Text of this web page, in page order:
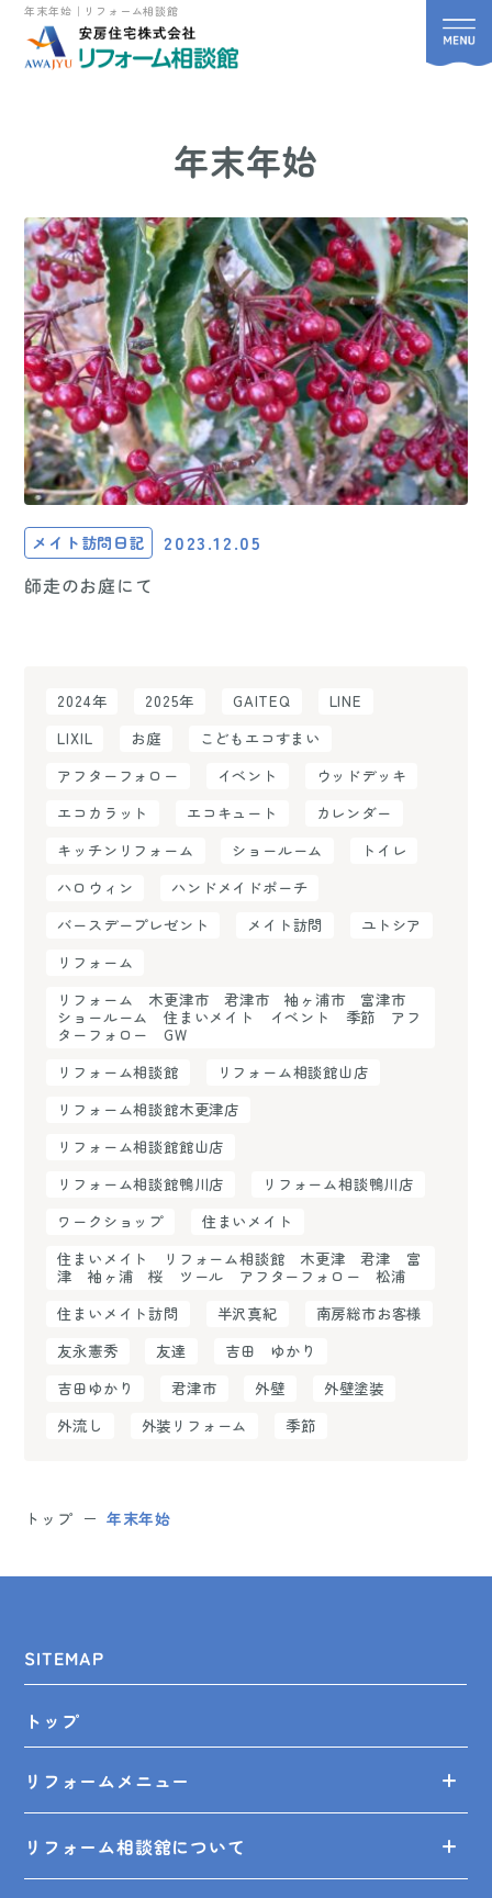
年末年始｜リフォーム相談館
年末年始
メイト訪問日記 2023.12.05
師走のお庭にて
2024年 2025年 GAITEQ
LINE
LIXIL
お庭
こどもエコすまい
アフターフォロー
イベント
ウッドデッキ
エコカラット
エコキュート
カレンダー
キッチンリフォーム
ショールーム
トイレ
ハロウィン
ハンドメイドポーチ
バースデープレゼント
メイト訪問
ユトシア
リフォーム
リフォーム 木更津市 君津市 袖ヶ浦市 富津市
ショールーム 住まいメイト イベント 季節 アフ
ターフォロー GW
リフォーム相談館
リフォーム相談館山店
リフォーム相談館木更津店
リフォーム相談館館山店
リフォーム相談館鴨川店
リフォーム相談鴨川店
ワークショップ
住まいメイト
住まいメイト リフォーム相談館 木更津 君津 富
津 袖ヶ浦 桜 ツール アフターフォロー 松浦
住まいメイト訪問
半沢真紀
南房総市お客様
友永憲秀
友達
吉田 ゆかり
吉田ゆかり
君津市 外壁
外壁塗装
外流し
外装リフォーム 季節
トップ 年末年始
SITEMAP
トップ
リフォームメニュー
リフォーム相談舘について